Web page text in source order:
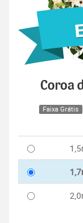
Coroa
Faixa Grátis